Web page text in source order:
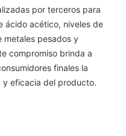
por terceros para
ácido acético, niveles de
metales pesados y
compromiso brinda a
finales la
y eficacia del producto.